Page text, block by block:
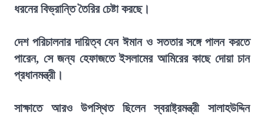
ধরনের বিভ্রান্তি তৈরির চেষ্টা করছে।
দেশ পরিচালনার দায়িত্ব যেন ঈমান ও সততার সঙ্গে পালন করতে
পারেন, সে জন্য হেফাজতে ইসলামের আমিরের কাছে দোয়া চান
প্রধানমন্ত্রী।
সাক্ষাতে আরও উপস্থিত ছিলেন স্বরাষ্ট্রমন্ত্রী সালাহউদ্দিন